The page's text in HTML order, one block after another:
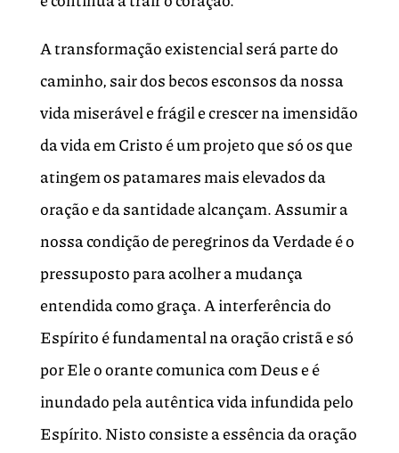
A transformação existencial será parte do
caminho, sair dos becos esconsos da nossa
vida miserável e frágil e crescer na imensidão
da vida em Cristo é um projeto que só os que
atingem os patamares mais elevados da
oração e da santidade alcançam. Assumir a
nossa condição de peregrinos da Verdade é o
pressuposto para acolher a mudança
entendida como graça. A interferência do
Espírito é fundamental na oração cristã e só
por Ele o orante comunica com Deus e é
inundado pela autêntica vida infundida pelo
Espírito. Nisto consiste a essência da oração